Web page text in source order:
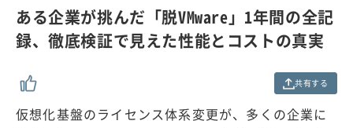
ある企業が挑んだ「脱VMware」1年間の全記
録、徹底検証で見えた性能とコストの真実
共有する
仮想化基盤のライセンス体系変更が、多くの企業に